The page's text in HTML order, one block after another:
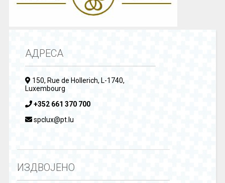
АДРЕСА
150, Rue de Hollerich, L-1740,
Luxembourg
+352 661 370 700
spclux@pt.lu
ИЗДВОЈЕНО